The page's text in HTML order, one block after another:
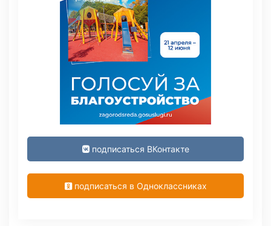
подписаться ВКонтакте
подписаться в Одноклассниках